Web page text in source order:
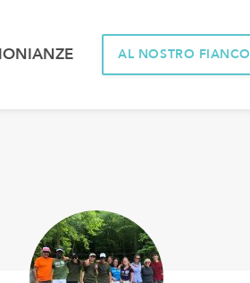
AL NOSTRO FIANCO